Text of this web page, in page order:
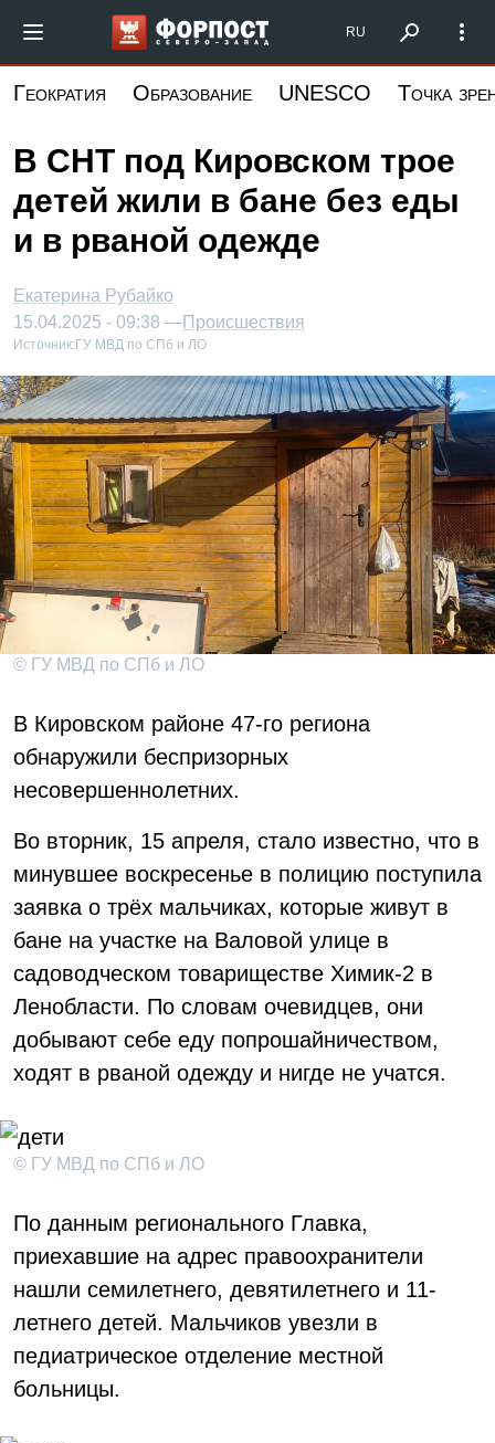
основному
Форпост Северо-Запад
RU
Геократия Образование UNESCO Точка
В СНТ под Кировском трое
детей жили в бане без еды
и в рваной одежде
Екатерина Рубайко
15.04.2025 - 09:38 —Происшествия
Источник: ГУ МВД по СПб и ЛО
© ГУ МВД по СПб и ЛО
В Кировском районе 47-го региона
обнаружили беспризорных
несовершеннолетних.
Во вторник, 15 апреля, стало известно, что в
минувшее воскресенье в полицию поступила
заявка о трёх мальчиках, которые живут в
бане на участке на Валовой улице в
садоводческом товариществе Химик-2 в
Ленобласти. По словам очевидцев, они
добывают себе еду попрошайничеством,
ходят в рваной одежду и нигде не учатся.
© ГУ МВД по СПб и ЛО
По данным регионального Главка,
приехавшие на адрес правоохранители
нашли семилетнего, девятилетнего и 11-
летнего детей. Мальчиков увезли в
педиатрическое отделение местной
больницы.